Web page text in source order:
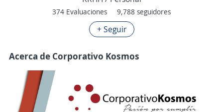
374 Evaluaciones 9,788 seguidores
+ Seguir
Acerca de Corporativo Kosmos